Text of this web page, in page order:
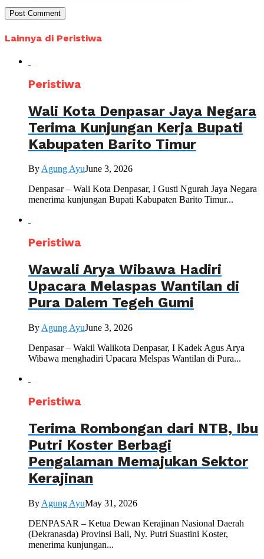
Lainnya di Peristiwa
Peristiwa
Wali Kota Denpasar Jaya Negara
Terima Kunjungan Kerja Bupati
Kabupaten Barito Timur
ByAgung AyuJune 3, 2026
Denpasar – Wali Kota Denpasar, I Gusti Ngurah Jaya Negara
menerima kunjungan Bupati Kabupaten Barito Timur...
Peristiwa
Wawali Arya Wibawa Hadiri
Upacara Melaspas Wantilan di
Pura Dalem Tegeh Gumi
By Agung AyuJune 3, 2026
Denpasar – Wakil Walikota Denpasar, I Kadek Agus Arya
Wibawa menghadiri Upacara Melspas Wantilan di Pura...
Peristiwa
Terima Rombongan dari NTB, Ibu
Putri Koster Berbagi
Pengalaman Memajukan Sektor
Kerajinan
By Agung AyuMay 31, 2026
DENPASAR – Ketua Dewan Kerajinan Nasional Daerah
(Dekranasda) Provinsi Bali, Ny. Putri Suastini Koster,
menerima kunjungan...